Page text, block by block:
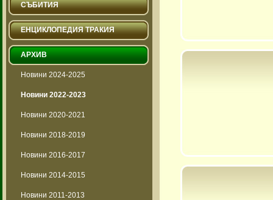
СЪБИТИЯ
ЕНЦИКЛОПЕДИЯ ТРАКИЯ
АРХИВ
Новини 2024-2025
Новини 2022-2023
Новини 2020-2021
Новини 2018-2019
Новини 2016-2017
Новини 2014-2015
Новини 2011-2013